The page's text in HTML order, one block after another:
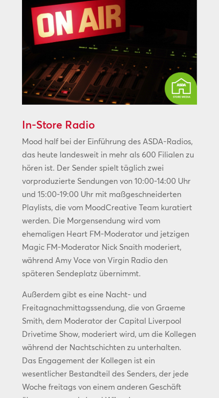
In-Store Radio
Mood half bei der Einführung des ASDA-Radios,
das heute landesweit in mehr als 600 Filialen zu
hören ist. Der Sender spielt täglich zwei
vorproduzierte Sendungen von 10:00-14:00 Uhr
und 15:00-19:00 Uhr mit maßgeschneiderten
Playlists, die vom MoodCreative Team kuratiert
werden. Die Morgensendung wird vom
ehemaligen Heart FM-Moderator und jetzigen
Magic FM-Moderator Nick Snaith moderiert,
während Amy Voce von Virgin Radio den
späteren Sendeplatz übernimmt.
Außerdem gibt es eine Nacht- und
Freitagnachmittagssendung, die von Graeme
Smith, dem Moderator der Capital Liverpool
Drivetime Show, moderiert wird, um die Kollegen
während der Nachtschichten zu unterhalten.
Das Engagement der Kollegen ist ein
wesentlicher Bestandteil des Senders, der jede
Woche freitags von einem anderen Geschäft